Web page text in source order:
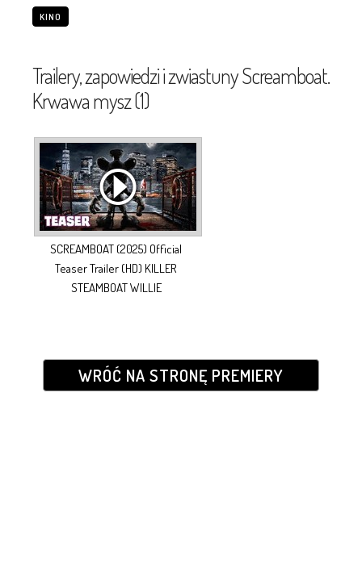
KINO
Trailery, zapowiedzi i zwiastuny Screamboat.
Krwawa mysz (1)
SCREAMBOAT (2025) Official
Teaser Trailer (HD) KILLER
STEAMBOAT WILLIE
WRÓĆ NA STRONĘ PREMIERY